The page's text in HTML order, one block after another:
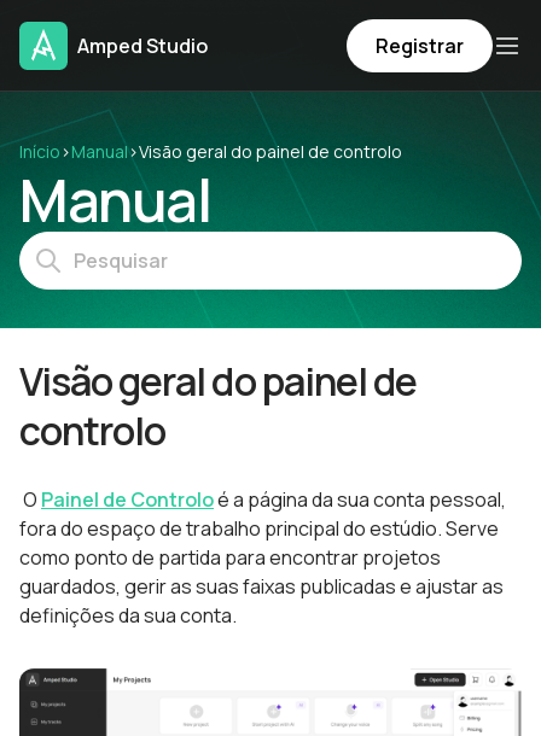
Amped Studio Registrar
Início›Manual›Visão geral do painel de controlo
Manual
Visão geral do painel de
controlo
O Painel de Controloé a página da sua conta pessoal,
fora do espaço de trabalho principal do estúdio. Serve
como ponto de partida para encontrar projetos
guardados, gerir as suas faixas publicadas e ajustar as
definições da sua conta.